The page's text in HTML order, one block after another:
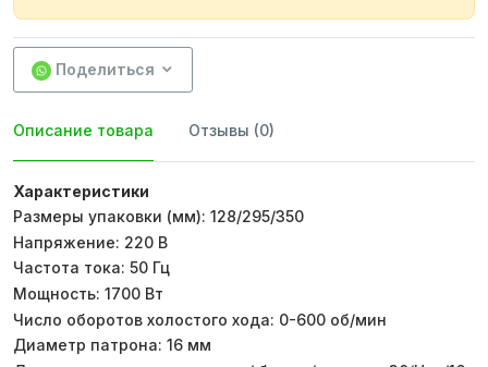
Поделиться
Описание товара Отзывы (0)
Характеристики
Размеры упаковки (мм): 128/295/350
Напряжение: 220 В
Частота тока: 50 Гц
Мощность: 1700 Вт
Число оборотов холостого хода: 0-600 об/мин
Диаметр патрона: 16 мм